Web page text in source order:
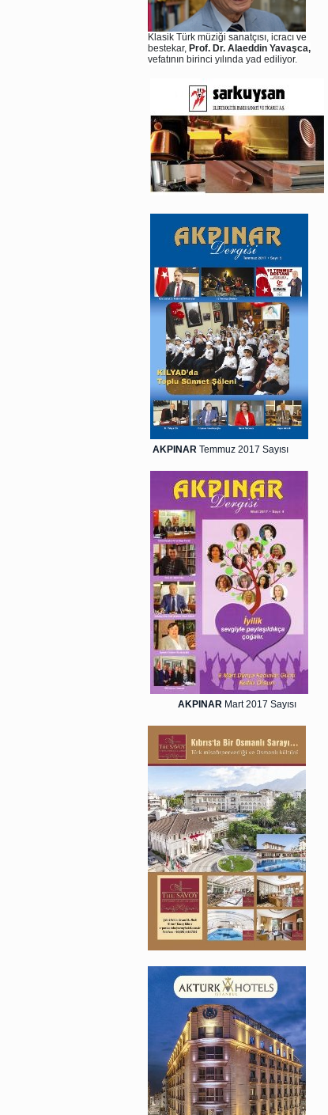
Klasik Türk müziği sanatçısı, icracı ve
bestekar,Prof. Dr. Alaeddin Yavaşca,
vefatının birinci yılında yad ediliyor.
AKPINAR Temmuz 2017 Sayısı
AKPINAR Mart 2017 Sayısı